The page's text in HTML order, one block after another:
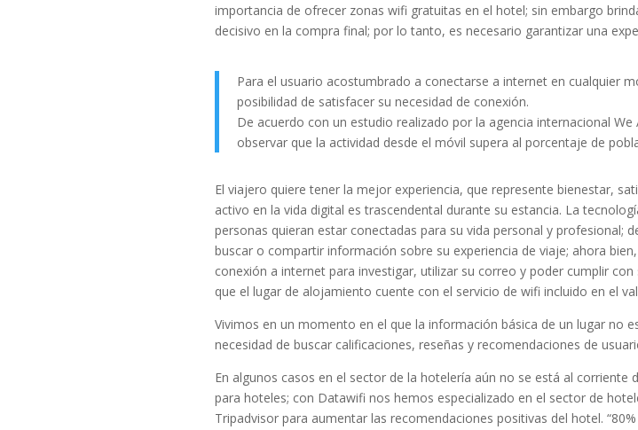
importancia de ofrecer zonas wifi gratuitas en el hotel; sin embargo
decisivo en la compra final; por lo tanto, es necesario garantizar una
Para el usuario acostumbrado a conectarse a internet en cualquier
posibilidad de satisfacer su necesidad de conexión.
De acuerdo con un estudio realizado por la agencia internacional
observar que la actividad desde el móvil supera al porcentaje de
El viajero quiere tener la mejor experiencia, que represente bienestar,
activo en la vida digital es trascendental durante su estancia. La
personas quieran estar conectadas para su vida personal y profesional;
buscar o compartir información sobre su experiencia de viaje; ahora
conexión a internet para investigar, utilizar su correo y poder cumplir
que el lugar de alojamiento cuente con el servicio de wifi incluido en el
Vivimos en un momento en el que la información básica de un lugar no
necesidad de buscar calificaciones, reseñas y recomendaciones de
En algunos casos en el sector de la hotelería aún no se está al
para hoteles; con Datawifi nos hemos especializado en el sector de
Tripadvisor para aumentar las recomendaciones positivas del hotel.